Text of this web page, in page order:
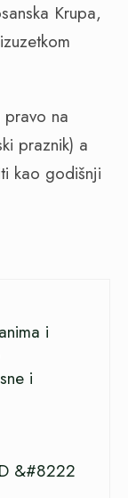
Krupa,
na
praznik) a
kao godišnji
i
i
&#8222